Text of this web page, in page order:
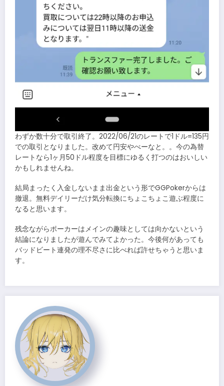
わずか数十分で取引終了。2022/06/21のレートで1ドル=135円
での取引となりました。改めて円安やべーなと。。今の為替
レートなら1ヶ月50ドル程度を目標にゆるく打つのはおいしい
かもしれませんね。
結局まったく入金しないまま出金という形でGGPokerからは
撤退。無料デイリーだけ気分転換にちょこちょこ遊ぶ程度に
なると思います。
残念ながらポーカーはメインの趣味としては向かないという
結論になりましたが遊んでみてよかった。今後何があっても
バッドビート連発の理不尽さに比べれば許せちゃうと思いま
す。